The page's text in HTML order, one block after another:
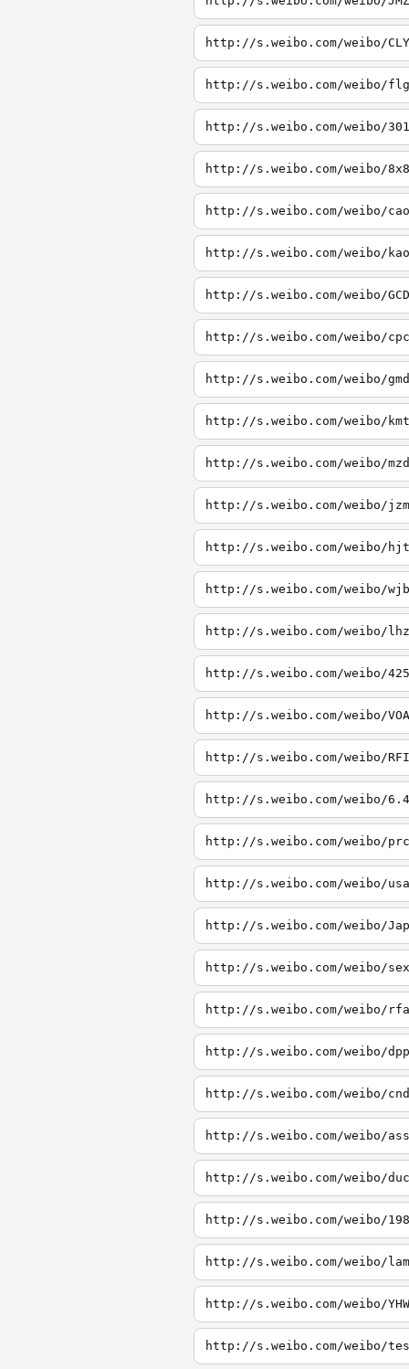
http://s.weibo.com/weibo/CLY
http://s.weibo.com/weibo/flg
http://s.weibo.com/weibo/301
http://s.weibo.com/weibo/8x8
http://s.weibo.com/weibo/cao
http://s.weibo.com/weibo/kao
http://s.weibo.com/weibo/GCD
http://s.weibo.com/weibo/cpc
http://s.weibo.com/weibo/gmd
http://s.weibo.com/weibo/kmt
http://s.weibo.com/weibo/mzd
http://s.weibo.com/weibo/jzm
http://s.weibo.com/weibo/hjt
http://s.weibo.com/weibo/wjb
http://s.weibo.com/weibo/lhz
http://s.weibo.com/weibo/425
http://s.weibo.com/weibo/VOA
http://s.weibo.com/weibo/RFI
http://s.weibo.com/weibo/6.4
http://s.weibo.com/weibo/prc
http://s.weibo.com/weibo/usa
http://s.weibo.com/weibo/Jap
http://s.weibo.com/weibo/sex
http://s.weibo.com/weibo/rfa
http://s.weibo.com/weibo/dpp
http://s.weibo.com/weibo/cnd
http://s.weibo.com/weibo/ass
http://s.weibo.com/weibo/
http://s.weibo.com/weibo/
http://s.weibo.com/weibo/
http://s.weibo.com/weibo/
http://s.weibo.com/weibo/